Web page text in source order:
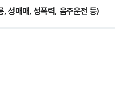
, 성매매, 성폭력, 음주운전 등)